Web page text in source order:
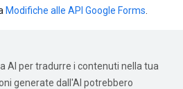
Modifiche alle API Google Forms
AI per tradurre i contenuti nella tua
generate dall'AI potrebbero